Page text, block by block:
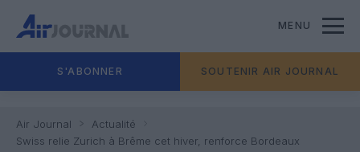
MENU
S'ABONNER SOUTENIR AIR JOURNAL
Air Journal
Actualité
Swiss relie Zurich à Brême cet hiver, renforce Bordeaux